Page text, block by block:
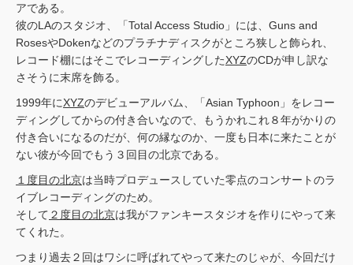
アである。
彼のLAのスタジオ、「Total Access Studio」には、Guns and
RosesやDokenなどのプラチナディスクがところ狭しと飾られ、
レコード棚にはそこでレコーディングしたXYZのCDが申し訳な
さそうに末席を飾る。
1999年にXYZのデビューアルバム、「Asian Typhoon」をレコー
ディングしてからの付き合いなので、もうかれこれ８年がかりの
付き合いになるのだが、何の縁なのか、一度も日本に来たことが
ない彼が今回でもう３回目の北京である。
１度目の北京は当時プロデュースしていた零点のコンサートのラ
イブレコーディングのため。
そして ２度目の北京は我がファンキースタジオを作りにやって来
てくれた。
つまり過去２回はワシに呼ばれてやって来たのじゃが、今回だけ